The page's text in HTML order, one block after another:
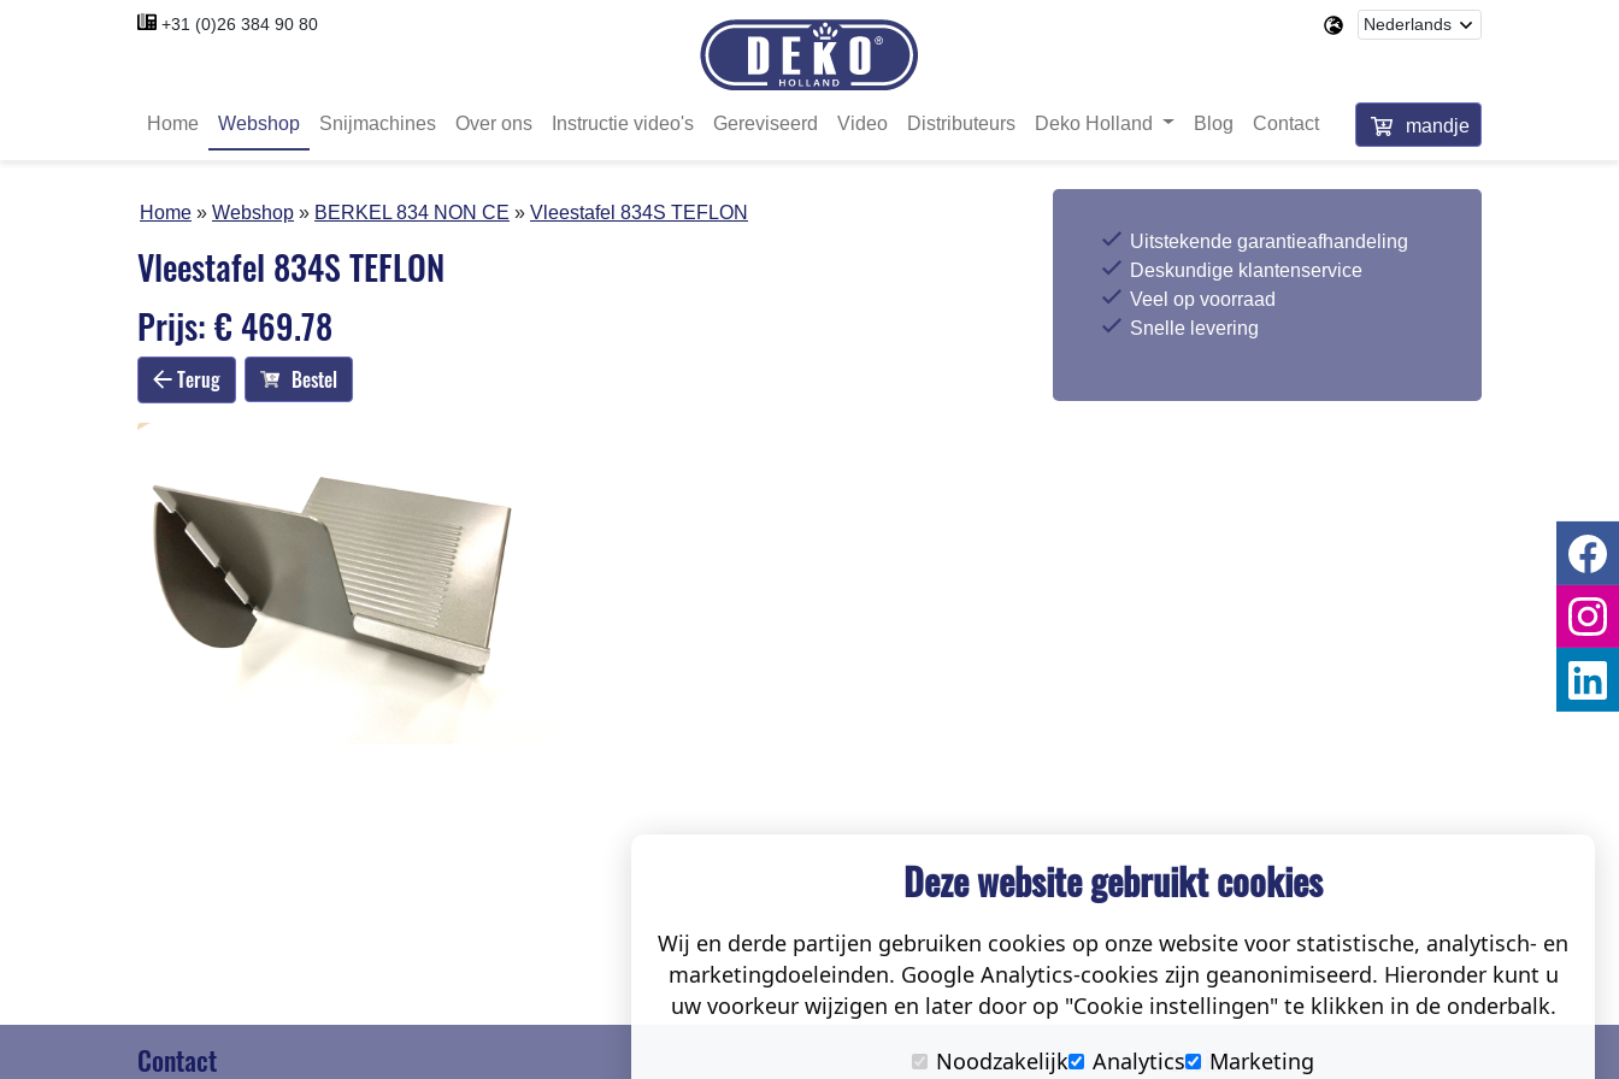
+31 (0)26 384 90 80
Home Webshop Snijmachines Over ons Instructie video's Gereviseerd Video Distributeurs Deko Holland Blog Contact mandje
Home Webshop BERKEL 834 NON CE Vleestafel 834S TEFLON
Vleestafel 834S TEFLON
Prijs: € 469.78
Terug Bestel
Uitstekende garantieafhandeling
Deskundige klantenservice
Veel op voorraad
Snelle levering
Contact Social
Deze website gebruikt cookies
Wij en derde partijen gebruiken cookies op onze website voor statistische, analytisch- en
marketingdoeleinden. Google Analytics-cookies zijn geanonimiseerd. Hieronder kunt u
uw voorkeur wijzigen en later door op "Cookie instellingen" te klikken in de onderbalk.
Noodzakelijk
Analytics Marketing